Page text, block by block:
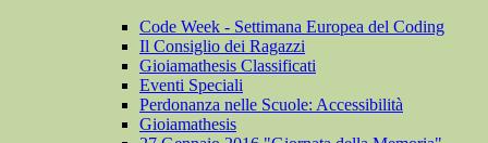
Code Week - Settimana Europea del Coding
Il Consiglio dei Ragazzi
Gioiamathesis Classificati
Eventi Speciali
Perdonanza nelle Scuole: Accessibilità
Gioiamathesis